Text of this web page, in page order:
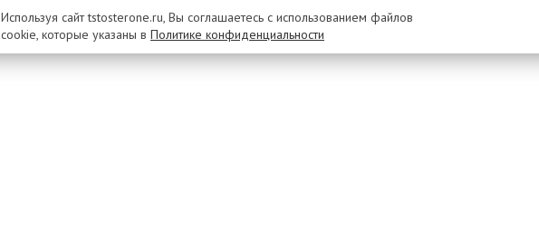
Используя сайт tstosterone.ru, Вы соглашаетесь с использованием файлов
cookie, которые указаны в Политике конфиденциальности